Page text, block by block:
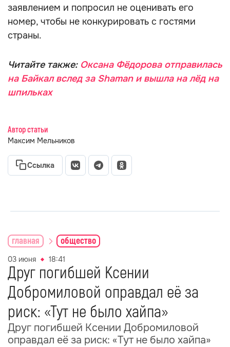
заявлением и попросил не оценивать его
номер, чтобы не конкурировать с гостями
страны.
Читайте также: Оксана Фёдорова отправилась
на Байкал вслед за Shaman и вышла на лёд на
шпильках
Автор статьи
Максим Мельников
Ссылка
главная общество
03 июня 18:41
Друг погибшей Ксении
Добромиловой оправдал её за
риск: «Тут не было хайпа»
Друг погибшей Ксении Добромиловой
оправдал её за риск: «Тут не было хайпа»